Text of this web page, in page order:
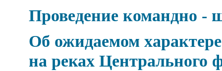
Проведение командно -
Об ожидаемом характере
на реках Центрального